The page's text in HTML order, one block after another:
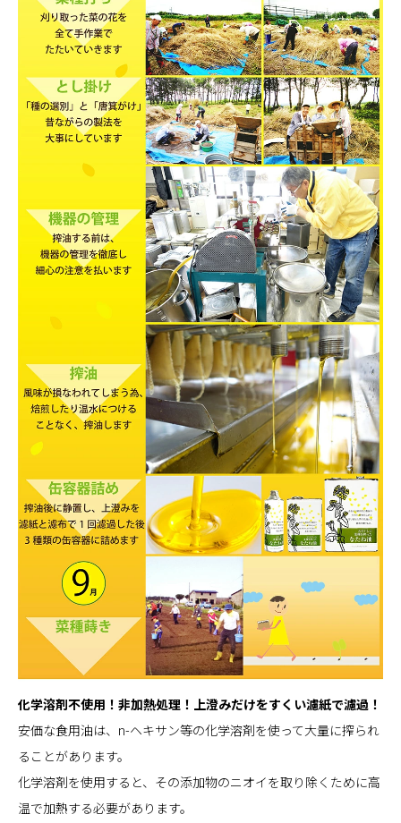
化学溶剤不使用！非加熱処理！上澄みだけをすくい濾紙で濾過！
安価な食用油は、n-ヘキサン等の化学溶剤を使って大量に搾られ
ることがあります。
化学溶剤を使用すると、その添加物のニオイを取り除くために高
温で加熱する必要があります。